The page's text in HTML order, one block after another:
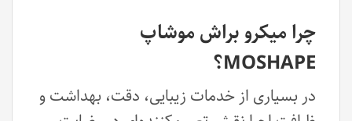
چرا میکرو براش موشاپ
MOSHAPE؟
در بسیاری از خدمات زیبایی، دقت، بهداشت و